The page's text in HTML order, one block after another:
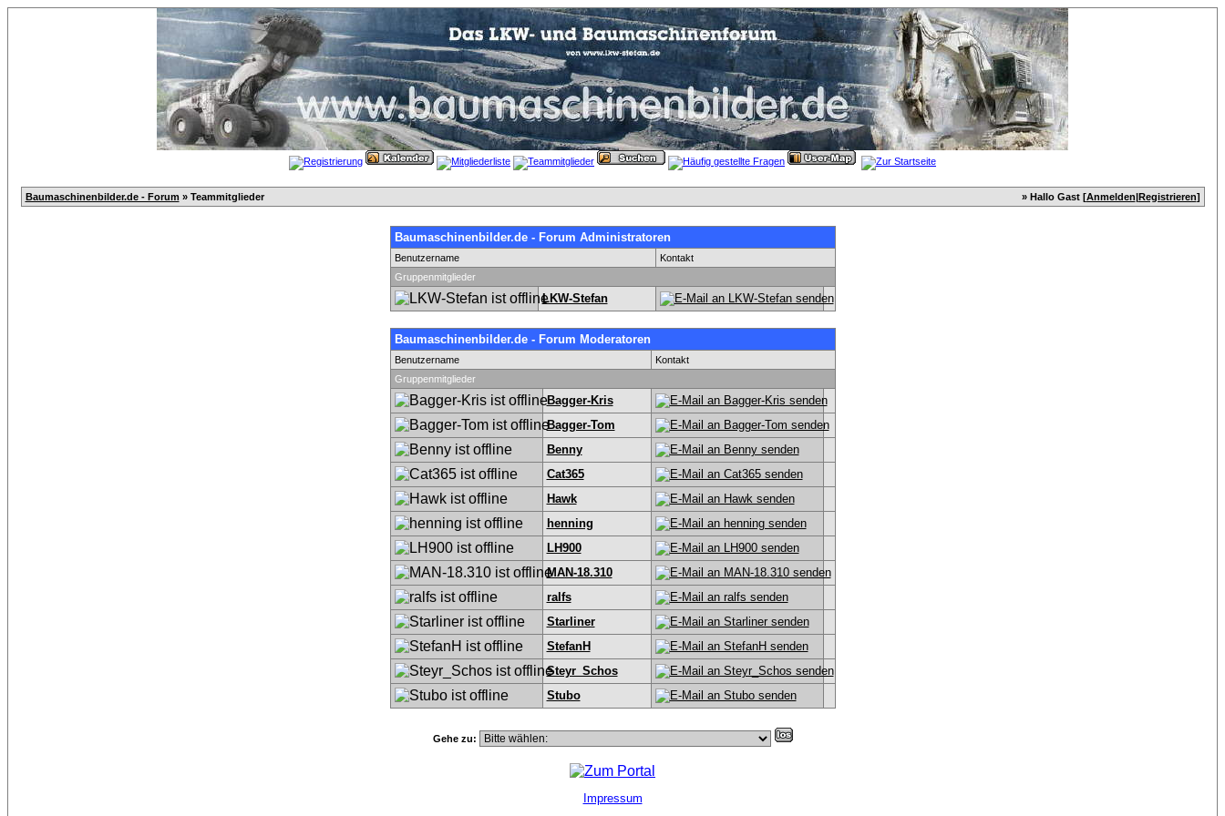
Baumaschinenbilder.de - Forum » Teammitglieder » Hallo Gast [Anmelden|Registrieren]
Baumaschinenbilder.de - Forum Administratoren
Benutzername
Kontakt
Gruppenmitglieder
LKW-Stefan
Baumaschinenbilder.de - Forum Moderatoren
Benutzername
Kontakt
Gruppenmitglieder
Bagger-Kris
Bagger-Tom
Benny
Cat365
Hawk
henning
LH900
MAN-18.310
ralfs
Starliner
StefanH
Steyr_Schos
Stubo
Gehe zu:
Impressum